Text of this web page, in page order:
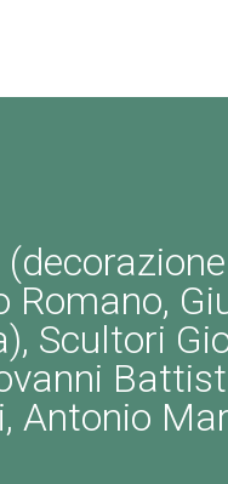
Romano,
Scultori
Antonio